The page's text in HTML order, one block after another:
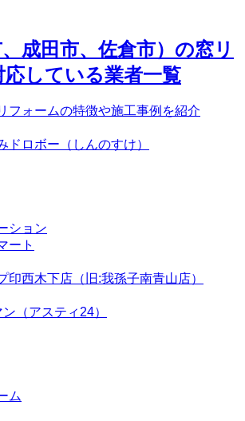
成田市、佐倉市）の窓リ
している業者一覧
フォームの特徴や施工事例を紹介
ドロボー（しんのすけ）
ション
ート
印西木下店（旧:我孫子南青山店）
（アスティ24）
ム